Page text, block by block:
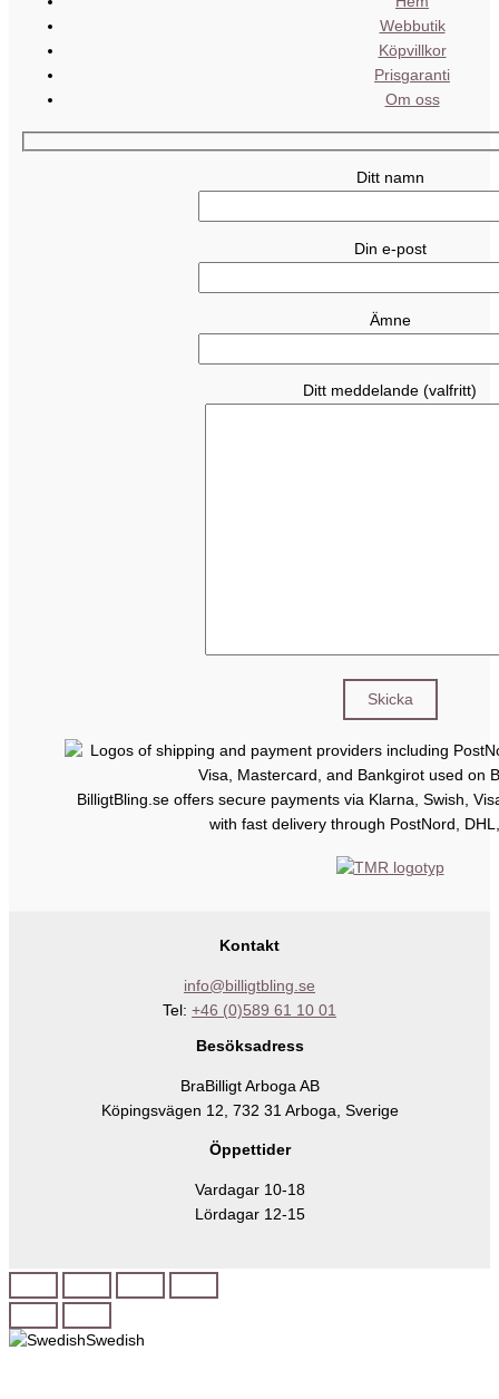
Webbutik
Köpvillkor
Prisgaranti
Om oss
Ditt namn
Din e-post
Ämne
Ditt meddelande (valfritt)
BilligtBling.se offers secure payments via Klarna, Swish,
with fast delivery through PostNord,
Kontakt
info@billigtbling.se
Tel: +46 (0)589 61 10 01
Besöksadress
BraBilligt Arboga AB
Köpingsvägen 12, 732 31 Arboga, Sverige
Öppettider
Vardagar 10-18
Lördagar 12-15
Swedish